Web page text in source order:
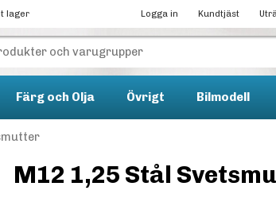
lager Logga in Kundtjäst
Färg och Olja Övrigt Bilmodell
M12 1,25 Stål